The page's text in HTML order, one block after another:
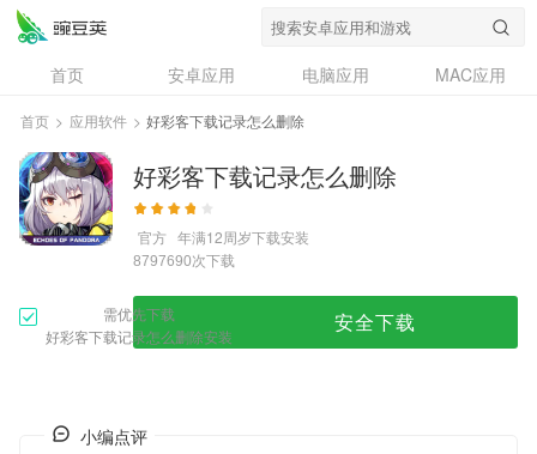
首页 安卓应用 电脑应用
MAC应用
资讯
专题
问答
首页 > 应用软件 > 好彩客下载记录怎么删除
好彩客下载记录怎么删除
官方 年满12周岁下载安装
8797690次下载
需优先下载
好彩客下载记录怎么删除安装
安全下载
小编点评